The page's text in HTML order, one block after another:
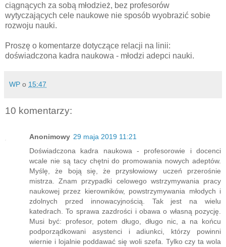
ciągnących za sobą młodzież, bez profesorów
wytyczających cele naukowe nie sposób wyobrazić sobie
rozwoju nauki.
Proszę o komentarze dotyczące relacji na linii:
doświadczona kadra naukowa - młodzi adepci nauki.
WP o 15:47
10 komentarzy:
Anonimowy 29 maja 2019 11:21
Doświadczona kadra naukowa - profesorowie i docenci
wcale nie są tacy chętni do promowania nowych adeptów.
Myślę, że boją się, że przysłowiowy uczeń przerośnie
mistrza. Znam przypadki celowego wstrzymywania pracy
naukowej przez kierowników, powstrzymywania młodych i
zdolnych przed innowacyjnością. Tak jest na wielu
katedrach. To sprawa zazdrości i obawa o własną pozycję.
Musi być: profesor, potem długo, długo nic, a na końcu
podporządkowani asystenci i adiunkci, którzy powinni
wiernie i lojalnie poddawać się woli szefa. Tylko czy ta wola